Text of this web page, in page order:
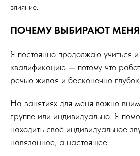
влияние.
ПОЧЕМУ ВЫБИРАЮТ
Я постоянно продолжаю учиться
квалификацию — потому что
речью живая и бесконечно
На занятиях для меня важно
группе или индивидуально. Я
находить своё индивидуальное
навязанное, а настоящее.